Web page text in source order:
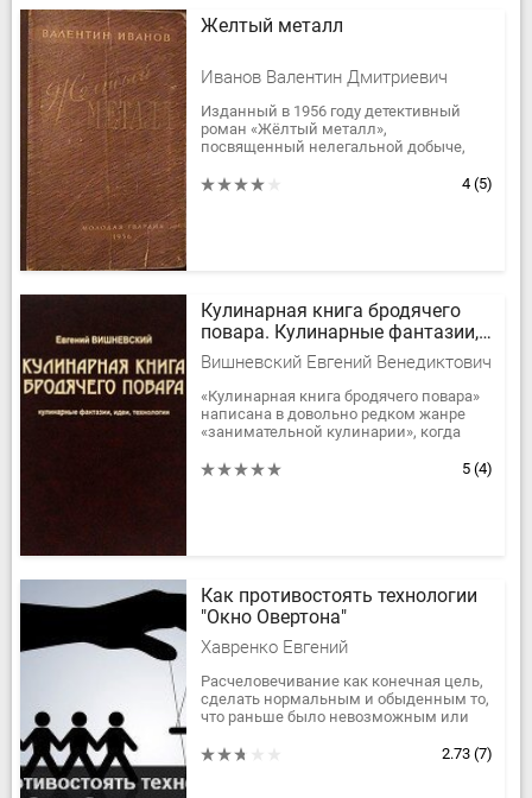
Желтый металл
Иванов Валентин Дмитриевич
Изданный в 1956 году детективный
роман «Жёлтый металл»,
посвященный нелегальной добыче,
скандал в партийном руководстве и4 (5)
Кулинарная книга бродячего
повара. Кулинарные фантазии,
идеи, технологии
Вишневский Евгений Венедиктович
«Кулинарная книга бродячего повара»
написана в довольно редком жанре
«занимательной кулинарии», когда
придуманные им и опробованные... 5 (4)
Как противостоять технологии
"Окно Овертона"
Хавренко Евгений
Расчеловечивание как конечная цель,
сделать нормальным и обыденным то,
что раньше было невозможным или
человеческой морали — вот суть...2.73 (7)